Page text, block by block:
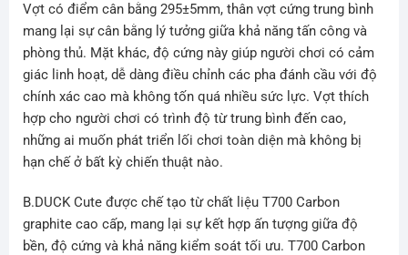
Vợt có điểm cân bằng 295±5mm, thân vợt cứng trung bình
mang lại sự cân bằng lý tưởng giữa khả năng tấn công và
phòng thủ. Mặt khác, độ cứng này giúp người chơi có cảm
giác linh hoạt, dễ dàng điều chỉnh các pha đánh cầu với độ
chính xác cao mà không tốn quá nhiều sức lực. Vợt thích
hợp cho người chơi có trình độ từ trung bình đến cao,
những ai muốn phát triển lối chơi toàn diện mà không bị
hạn chế ở bất kỳ chiến thuật nào.
B.DUCK Cute được chế tạo từ chất liệu T700 Carbon
graphite cao cấp, mang lại sự kết hợp ấn tượng giữa độ
bền, độ cứng và khả năng kiểm soát tối ưu. T700 Carbon